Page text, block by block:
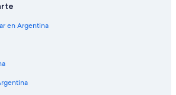
en Argentina